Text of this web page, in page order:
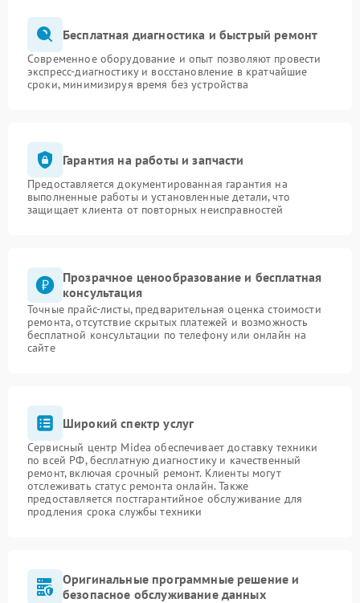
Бесплатная диагностика и быстрый ремонт
Современное оборудование и опыт позволяют провести
экспресс-диагностику и восстановление в кратчайшие
сроки, минимизируя время без устройства
Гарантия на работы и запчасти
Предоставляется документированная гарантия на
выполненные работы и установленные детали, что
защищает клиента от повторных неисправностей
Прозрачное ценообразование и бесплатная
консультация
Точные прайс-листы, предварительная оценка стоимости
ремонта, отсутствие скрытых платежей и возможность
бесплатной консультации по телефону или онлайн на
сайте
Широкий спектр услуг
Сервисный центр Midea обеспечивает доставку техники
по всей РФ, бесплатную диагностику и качественный
ремонт, включая срочный ремонт. Клиенты могут
отслеживать статус ремонта онлайн. Также
предоставляется постгарантийное обслуживание для
продления срока службы техники
Оригинальные программные решение и
безопасное обслуживание данных